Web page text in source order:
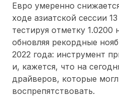
Евро умеренно
ходе азиатской сессии
тестируя отметку 1.0200
обновляя рекордные
2022 года: инструмент
и, кажется, что на
драйверов, которые
воспрепятствовать.